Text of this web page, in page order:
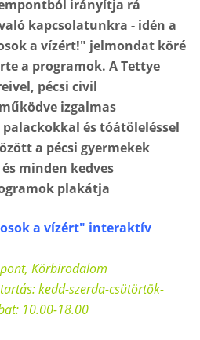
irányítja rá
kapcsolatunkra - idén a
a vízért!" jelmondat köré
a programok. A Tettye
pécsi civil
izgalmas
és tóátöleléssel
a pécsi gyermekek
minden kedves
plakátja
a vízért" interaktív
Körbirodalom
kedd-szerda-csütörtök-
10.00-18.00